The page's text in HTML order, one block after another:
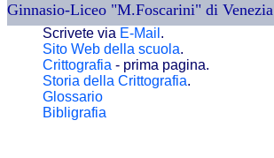
Ginnasio-Liceo "M.Foscarini" di Venezia
Scrivete via E-Mail .
Sito Web della scuola.
Crittografia - prima pagina.
Storia della Crittografia.
Glossario
Bibligrafia